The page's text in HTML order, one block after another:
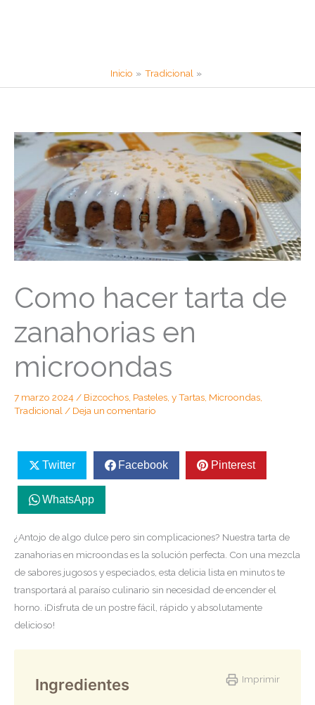
Inicio Tradicional
Como hacer tarta de
zanahorias en
microondas
7 marzo 2024 / Bizcochos, Pasteles, y Tartas Microondas
Tradicional / Deja un comentario
Twitter Facebook Pinterest
WhatsApp
¿Antojo de algo dulce pero sin complicaciones? Nuestra tarta de
zanahorias en microondas es la solución perfecta. Con una mezcla
de sabores jugosos y especiados, esta delicia lista en minutos te
transportará al paraíso culinario sin necesidad de encender el
horno. ¡Disfruta de un postre fácil, rápido y absolutamente
delicioso!
Imprimir
Ingredientes